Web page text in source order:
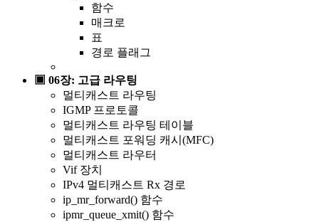
함수
매크로
표
경로 플래그
▣ 06장: 고급 라우팅
멀티캐스트 라우팅
IGMP 프로토콜
멀티캐스트 라우팅 테이블
멀티캐스트 포워딩 캐시(MFC)
멀티캐스트 라우터
Vif 장치
IPv4 멀티캐스트 Rx 경로
ip_mr_forward() 함수
ipmr_queue_xmit() 함수